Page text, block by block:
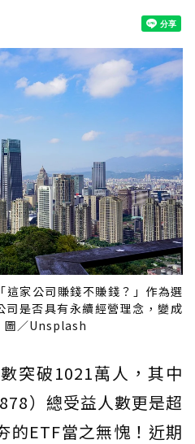
家公司賺錢不賺錢？」作為選
司是否具有永續經營理念，變成
圖／Unsplash
突破1021萬人，其中
）總受益人數更是超
的ETF當之無愧！近期